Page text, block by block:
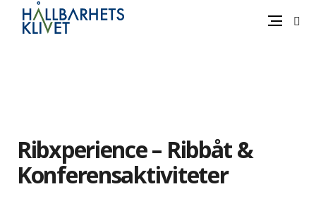
Sök
Ribxperience – Ribbåt &
Konferensaktiviteter